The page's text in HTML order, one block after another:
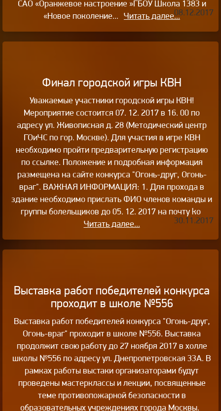
САО «Оранжевое настроение »ГБОУ Школа 1383 и
«Новое поколение... Читать далее...08.12.2017
Финал городской игры КВН
Уважаемые участники городской игры КВН!
Мероприятие состоится 07. 12. 2017 в 16. 00 по
адресу ул. Живописная д. 28 (Методический центр
ГОиЧС по гор. Москве). Для участия в игре КВН
необходимо пройти предварительную регистрацию
по ссылке. Положение и подробная информация
размещена на сайте конкурса "Огонь-друг, Огонь-
враг". ВАЖНАЯ ИНФОРМАЦИЯ: 1. Для прохода в
здание необходимо прислать ФИО членов команды и
группы болельщиков до 05. 12. 2017 на почту ko
Читать далее...
30.11.2017
Выставка работ победителей конкурса
проходит в школе №556
Выставка работ победителей конкурса "Огонь-друг,
Огонь-враг" проходит в школе №556. Выставка
продолжит свою работу до 27 ноября 2017 в холле
школы №556 по адресу ул. Днепропетровская 33А. В
рамках работы выстаки организаторами будут
проведены мастерклассы и лекции, посвященные
теме противопожарной безопасности в
образовательных учреждениях города Москвы.